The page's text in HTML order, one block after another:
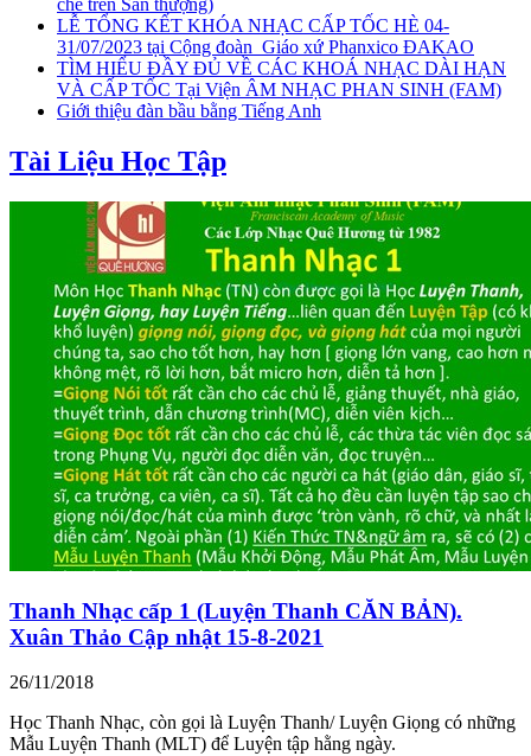
chế trên Sân thượng)
LỄ TỔNG KẾT KHÓA NHẠC CẤP TỐC HÈ 04-
31/07/2023 tại Cộng đoàn_Giáo xứ Phanxico ĐAKAO
TÌM HIỂU ĐẦY ĐỦ VỀ CÁC KHOÁ NHẠC DÀI HẠN
VÀ CẤP TỐC Tại Viện ÂM NHẠC PHAN SINH (FAM)
Giới thiệu đàn bầu bằng Tiếng Anh
Tài Liệu Học Tập
Thanh Nhạc cấp 1 (Luyện Thanh CĂN BẢN).
Xuân Thảo Cập nhật 15-8-2021
26/11/2018
Học Thanh Nhạc, còn gọi là Luyện Thanh/ Luyện Giọng có những
Mẫu Luyện Thanh (MLT) để Luyện tập hằng ngày.